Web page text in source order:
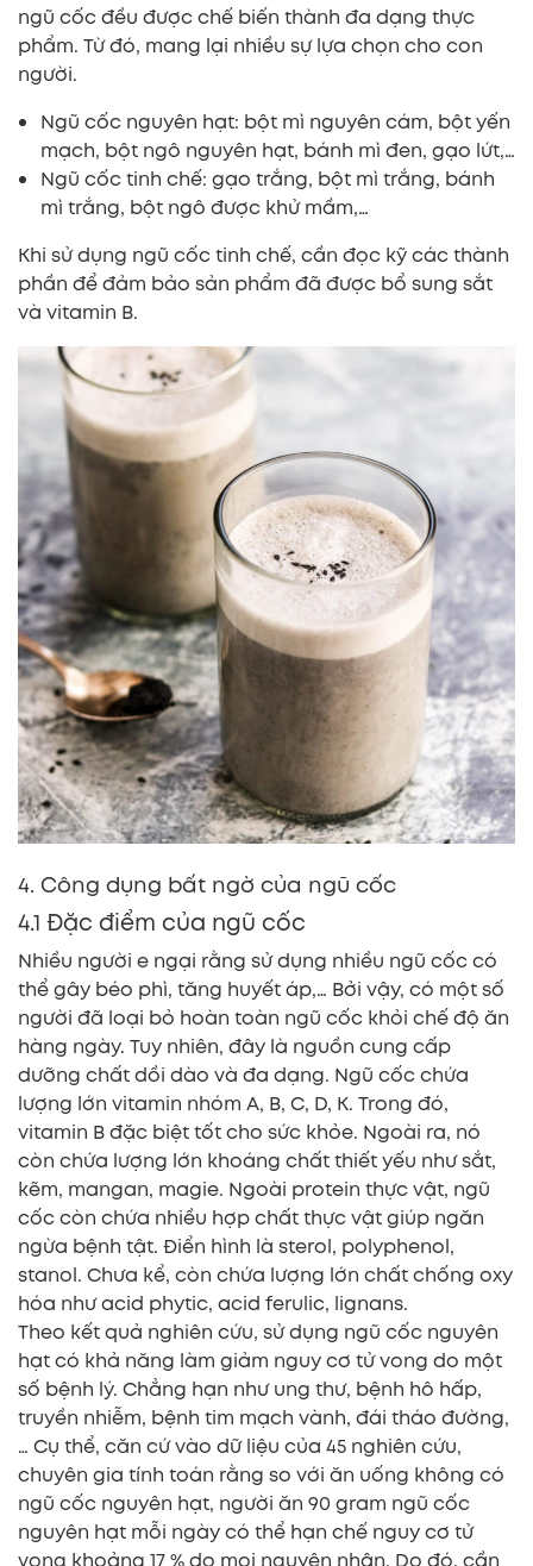
ngũ cốc đều được chế biến thành đa dạng thực
phẩm. Từ đó, mang lại nhiều sự lựa chọn cho con
người.
Ngũ cốc nguyên hạt: bột mì nguyên cám, bột yến
mạch, bột ngô nguyên hạt, bánh mì đen, gạo lứt,…
Ngũ cốc tinh chế: gạo trắng, bột mì trắng, bánh
mì trắng, bột ngô được khử mầm,…
Khi sử dụng ngũ cốc tinh chế, cần đọc kỹ các thành
phần để đảm bảo sản phẩm đã được bổ sung sắt
và vitamin B.
4. Công dụng bất ngờ của ngũ cốc
4.1 Đặc điểm của ngũ cốc
Nhiều người e ngại rằng sử dụng nhiều ngũ cốc có
thể gây béo phì, tăng huyết áp,… Bởi vậy, có một số
người đã loại bỏ hoàn toàn ngũ cốc khỏi chế độ ăn
hàng ngày. Tuy nhiên, đây là nguồn cung cấp
dưỡng chất dồi dào và đa dạng. Ngũ cốc chứa
lượng lớn vitamin nhóm A, B, C, D, K. Trong đó,
vitamin B đặc biệt tốt cho sức khỏe. Ngoài ra, nó
còn chứa lượng lớn khoáng chất thiết yếu như sắt,
kẽm, mangan, magie. Ngoài protein thực vật, ngũ
cốc còn chứa nhiều hợp chất thực vật giúp ngăn
ngừa bệnh tật. Điển hình là sterol, polyphenol,
stanol. Chưa kể, còn chứa lượng lớn chất chống oxy
hóa như acid phytic, acid ferulic, lignans.
Theo kết quả nghiên cứu, sử dụng ngũ cốc nguyên
hạt có khả năng làm giảm nguy cơ tử vong do một
số bệnh lý. Chẳng hạn như ung thư, bệnh hô hấp,
truyền nhiễm, bệnh tim mạch vành, đái tháo đường,
… Cụ thể, căn cứ vào dữ liệu của 45 nghiên cứu,
chuyên gia tính toán rằng so với ăn uống không có
ngũ cốc nguyên hạt, người ăn 90 gram ngũ cốc
nguyên hạt mỗi ngày có thể hạn chế nguy cơ tử
vong khoảng 17 % do mọi nguyên nhân. Do đó, cần